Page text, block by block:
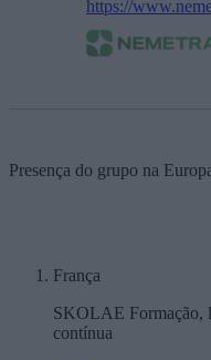
https://
Presença do grupo na
França
SKOLAE Formação,
contínua